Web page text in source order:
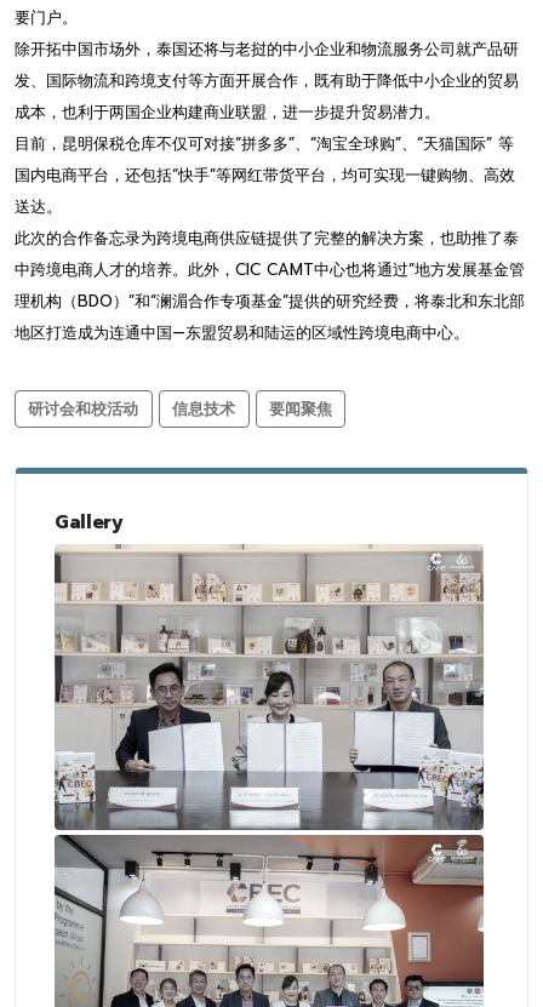
要门户。
除开拓中国市场外，泰国还将与老挝的中小企业和物流服务公司就产品研
发、国际物流和跨境支付等方面开展合作，既有助于降低中小企业的贸易
成本，也利于两国企业构建商业联盟，进一步提升贸易潜力。
目前，昆明保税仓库不仅可对接“拼多多”、“淘宝全球购”、“天猫国际” 等
国内电商平台，还包括“快手”等网红带货平台，均可实现一键购物、高效
送达。
此次的合作备忘录为跨境电商供应链提供了完整的解决方案，也助推了泰
中跨境电商人才的培养。此外，CIC CAMT中心也将通过“地方发展基金管
理机构（BDO）”和“澜湄合作专项基金”提供的研究经费，将泰北和东北部
地区打造成为连通中国—东盟贸易和陆运的区域性跨境电商中心。
研讨会和校活动 信息技术 要闻聚焦
Gallery